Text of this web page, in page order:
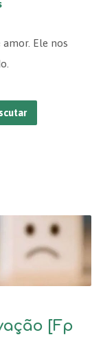
amor. Ele nos
[Fp